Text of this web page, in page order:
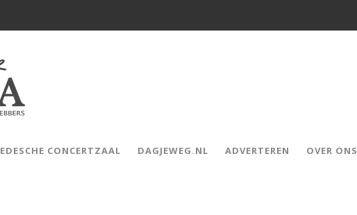
EDESCHE CONCERTZAAL DAGJEWEG.NL ADVERTEREN OVER ONS